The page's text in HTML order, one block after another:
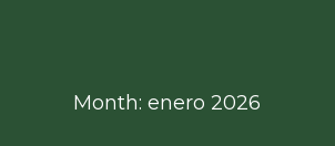
Month: enero 2026